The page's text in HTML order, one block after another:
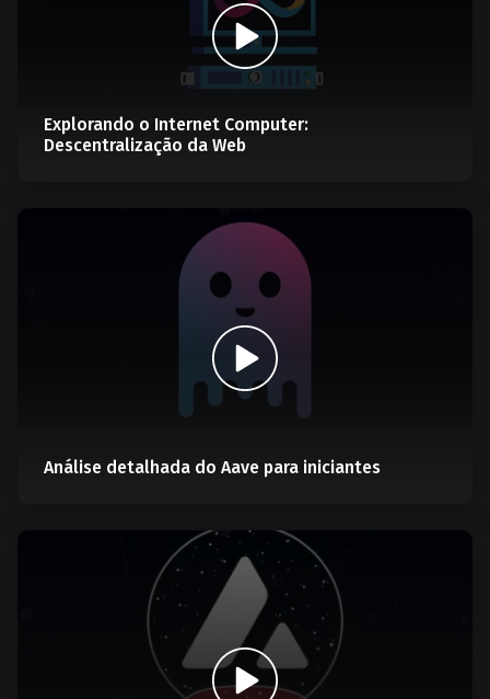
Explorando o Internet Computer:
Descentralização da Web
Análise detalhada do Aave para iniciantes